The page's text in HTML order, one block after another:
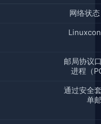
网络状
邮局协议
进程（
通过安全
单